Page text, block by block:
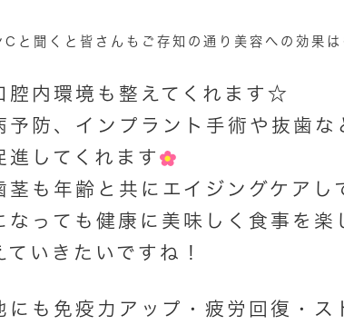
Cと聞くと皆さんもご存知の通り美容への効果は
腔内環境も整えてくれます☆
予防、インプラント手術や抜歯な
進してくれます
茎も年齢と共にエイジングケアし
なっても健康に美味しく食事を楽
ていきたいですね！
にも免疫力アップ・疲労回復・ス